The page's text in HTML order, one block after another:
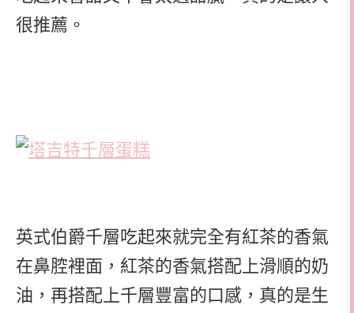
很推薦。
英式伯爵千層吃起來就完全有紅茶的香氣
在鼻腔裡面，紅茶的香氣搭配上滑順的奶
油，再搭配上千層豐富的口感，真的是生